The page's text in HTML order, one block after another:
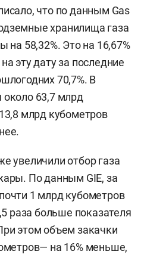
что по данным Gas
хранилища газа
на 58,32%. Это на 16,67%
эту дату за последние
70,7%. В
около 63,7 млрд
млрд кубометров
увеличили отбор газа
По данным GIE, за
1 млрд кубометров
раза больше показателя
этом объем закачки
на 16% меньше,